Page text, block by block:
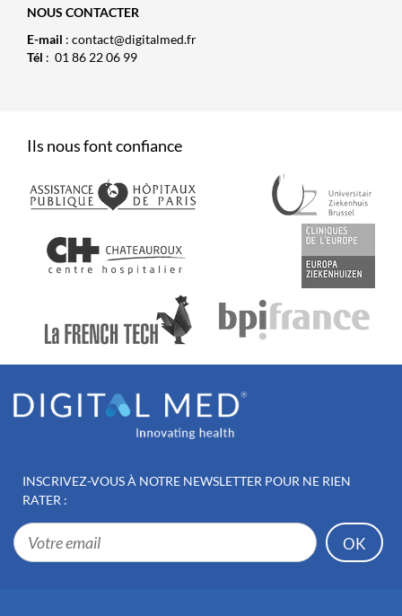
NOUS CONTACTER
E-mail : contact@digitalmed.fr
Tél : 01 86 22 06 99
Ils nous font confiance
INSCRIVEZ-VOUS À NOTRE NEWSLETTER POUR NE RIEN
RATER :